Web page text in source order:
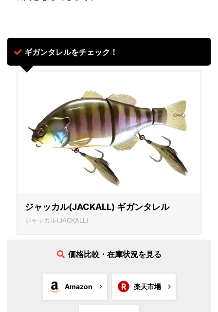
ギガンタレルをチェック！
ジャッカル(JACKALL) ギガンタレル
ジャッカル(JACKALL)
価格比較・在庫状況を見る
Amazon 楽天市場